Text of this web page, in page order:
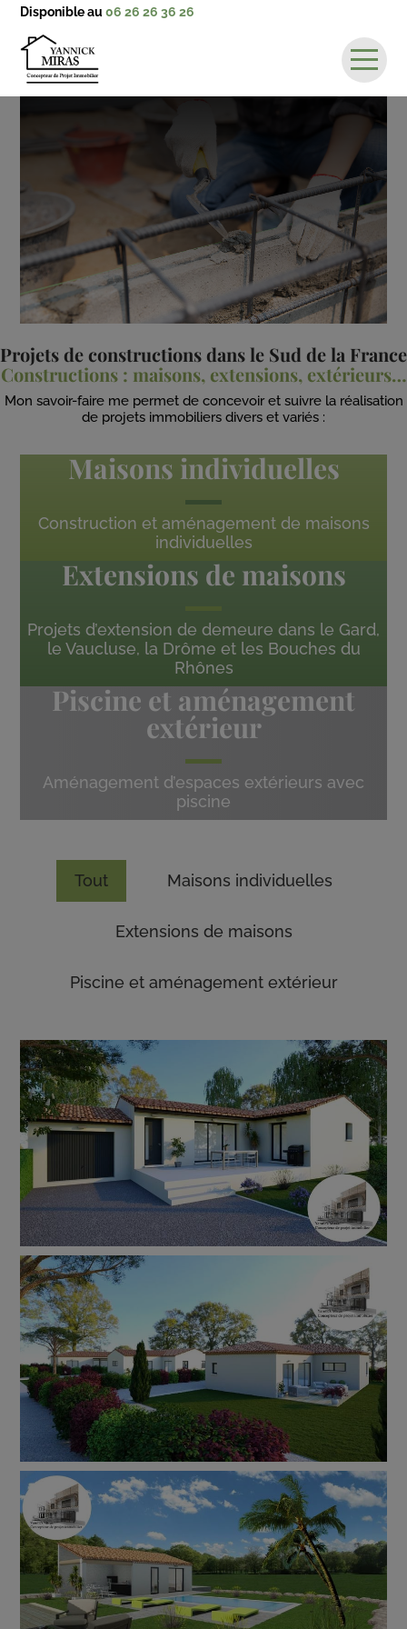
Disponible au 06 26 26 36 26
Constructions
Actualités
Contact
Projets de constructions dans le Sud de la France
Constructions : maisons, extensions, extérieurs…
Mon savoir-faire me permet de concevoir et suivre la réalisation
de projets immobiliers divers et variés :
Maisons individuelles
Construction et aménagement de maisons
individuelles
Extensions de maisons
Projets d’extension de demeure dans le Gard,
le Vaucluse, la Drôme et les Bouches du
Rhônes
Piscine et aménagement
extérieur
Aménagement d’espaces extérieurs avec
piscine
Tout Maisons individuelles
Extensions de maisons
Piscine et aménagement extérieur